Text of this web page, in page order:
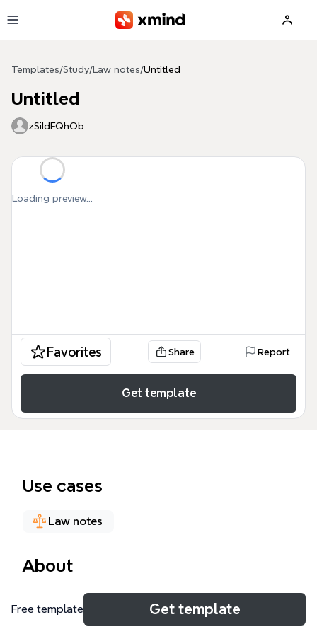
Templates/Study/ Law notes/Untitled
Untitled
zSiIdFQhOb
Loading preview...
Favorites Share Report
Get template
Use cases
Law notes
About
Este REQUISITOS ÉTICOS mind map es una guía
estructurada esencial para investigadores,
Free template Get template